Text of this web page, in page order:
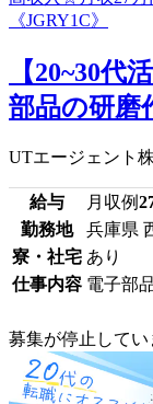
【20~30代
部品の研磨
UTエージェント
給与 月収例
勤務地
兵庫県
寮・社宅 あり
仕事内容 電子部
募集が停止してい